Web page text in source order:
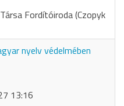
Fordítóiroda (Czopyk
nyelv védelmében
13:16